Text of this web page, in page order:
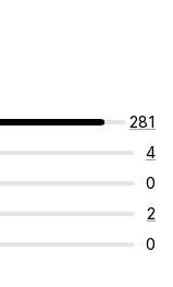
281
4
0
2
0